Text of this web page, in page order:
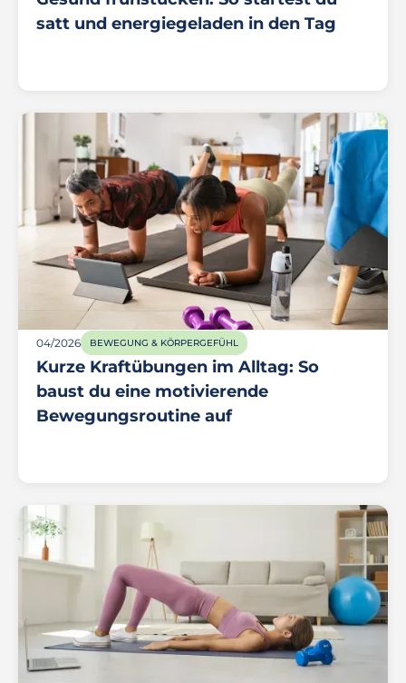
satt und energiegeladen in den Tag
04/2026 BEWEGUNG & KÖRPERGEFÜHL
Kurze Kraftübungen im Alltag: So
baust du eine motivierende
Bewegungsroutine auf